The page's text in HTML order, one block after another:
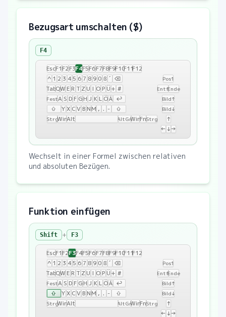
Bezugsart umschalten ($)
F4
EscF1F2F3F4F5F6F7F8F9F10F11F12
^ 1 2 3 4 5 6 7 8 9 0 ß ´ ⌫
TabQWE R T Z U I OP Ü+ #
FestA S D F GH J K L ÖÄ ↩
⇧
Y X CVBNM , . - ⇧
StrgWinAlt AltGrWinFnStrg
Pos1
EntfEnde
Bild↑
Bild↓
↑
← ↓→
Wechselt in einer Formel zwischen relativen
und absoluten Bezügen.
Funktion einfügen
Shift + F3
EscF1F2F3F4F5F6F7F8F9F10F11F12
^ 1 2 3 4 5 6 7 8 9 0 ß ´ ⌫
TabQWE R T Z U I OP Ü+ #
FestA S D F GH J K L ÖÄ ↩
⇧
Y X CVBNM , . - ⇧
StrgWinAlt AltGrWinFnStrg
Pos1
EntfEnde
Bild↑
Bild↓
↑
← ↓→